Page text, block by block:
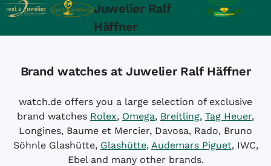
Juwelier Ralf
Häffner
Brand watches at Juwelier Ralf Häffner
watch.de offers you a large selection of exclusive
brand watches Rolex, Omega, Breitling, Tag Heuer,
Longines, Baume et Mercier, Davosa, Rado, Bruno
Söhnle Glashütte, Glashütte, Audemars Piguet, IWC,
Ebel and many other brands.